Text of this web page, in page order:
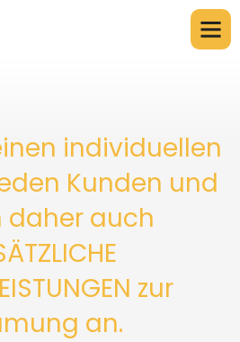
individuellen
Kunden und
daher auch
zur
an.